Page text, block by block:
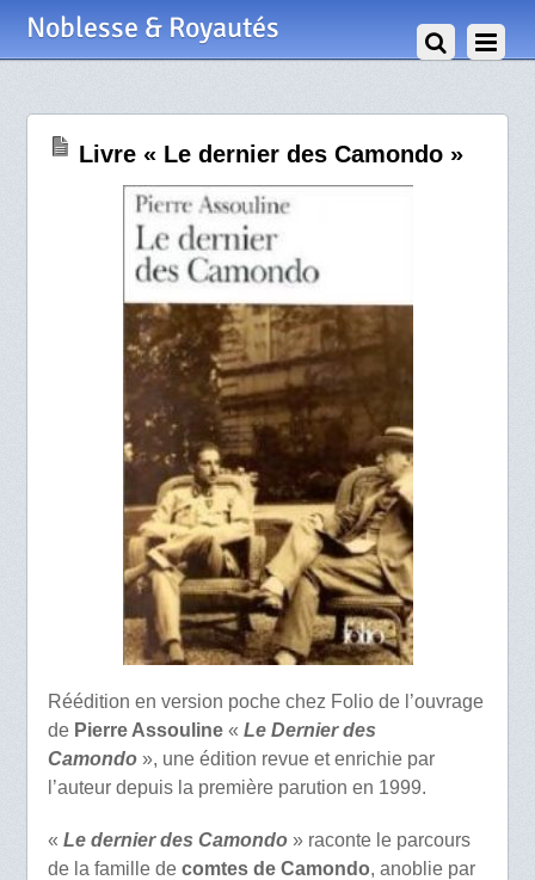
Noblesse & Royautés
Livre « Le dernier des Camondo »
Réédition en version poche chez Folio de l’ouvrage
de Pierre Assouline« Le Dernier des
Camondo», une édition revue et enrichie par
l’auteur depuis la première parution en 1999.
« Le dernier des Camondo» raconte le parcours
de la famille de comtes de Camondo, anoblie par